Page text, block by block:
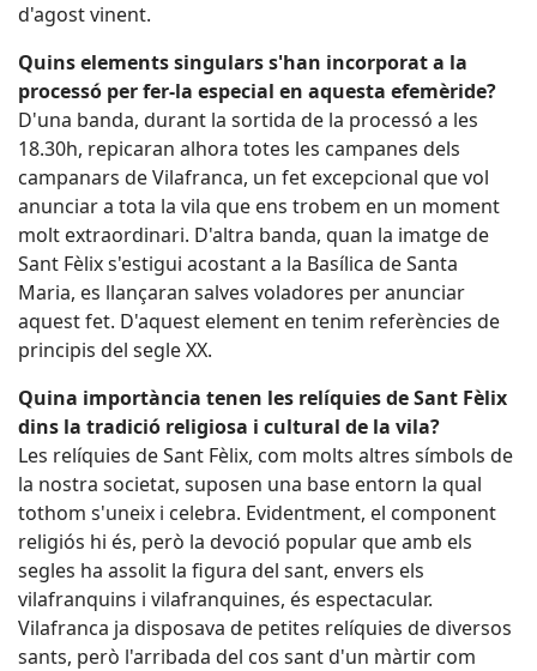
d'agost vinent.
Quins elements singulars s'han incorporat a la
processó per fer-la especial en aquesta efemèride?
D'una banda, durant la sortida de la processó a les
18.30h, repicaran alhora totes les campanes dels
campanars de Vilafranca, un fet excepcional que vol
anunciar a tota la vila que ens trobem en un moment
molt extraordinari. D'altra banda, quan la imatge de
Sant Fèlix s'estigui acostant a la Basílica de Santa
Maria, es llançaran salves voladores per anunciar
aquest fet. D'aquest element en tenim referències de
principis del segle XX.
Quina importància tenen les relíquies de Sant Fèlix
dins la tradició religiosa i cultural de la vila?
Les relíquies de Sant Fèlix, com molts altres símbols de
la nostra societat, suposen una base entorn la qual
tothom s'uneix i celebra. Evidentment, el component
religiós hi és, però la devoció popular que amb els
segles ha assolit la figura del sant, envers els
vilafranquins i vilafranquines, és espectacular.
Vilafranca ja disposava de petites relíquies de diversos
sants, però l'arribada del cos sant d'un màrtir com